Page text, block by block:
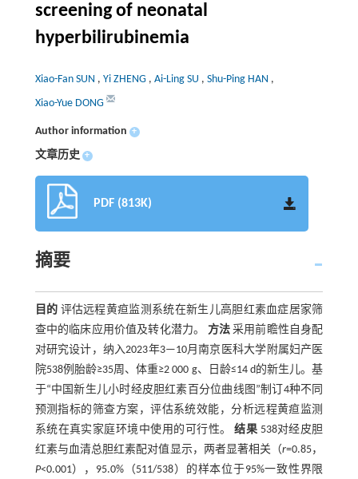
screening of neonatal
hyperbilirubinemia
Xiao-Fan SUN , Yi ZHENG , Ai-Ling SU , Shu-Ping HAN ,
Xiao-Yue DONG
Author information +
文章历史 +
PDF (813K)
摘要
目的 评估远程黄疸监测系统在新生儿高胆红素血症居家筛
查中的临床应用价值及转化潜力。 方法采用前瞻性自身配
对研究设计，纳入2023年3—10月南京医科大学附属妇产医
院538例胎龄≥35周、体重≥2 000 g、日龄≤14 d的新生儿。基
于“中国新生儿小时经皮胆红素百分位曲线图”制订4种不同
预测指标的筛查方案，评估系统效能，分析远程黄疸监测
系统在真实家庭环境中使用的可行性。结果 538对经皮胆
红素与血清总胆红素配对值显示，两者显著相关（r=0.85，
P<0.001），95.0%（511/538）的样本位于95%一致性界限